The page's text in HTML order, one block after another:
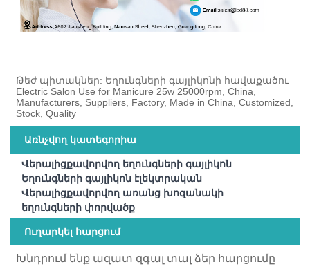
Թեժ պիտակներ: Եղունգների գայլիկոնի հավաքածու
Electric Salon Use for Manicure 25w 25000rpm, China,
Manufacturers, Suppliers, Factory, Made in China, Customized,
Stock, Quality
Առնչվող կատեգորիա
Վերալիցքավորվող եղունգների գայլիկոն
Եղունգների գայլիկոն էլեկտրական
Վերալիցքավորվող առանց խոզանակի
եղունգների փորվածք
Ուղարկել հարցում
Խնդրում ենք ազատ զգալ տալ ձեր հարցումը